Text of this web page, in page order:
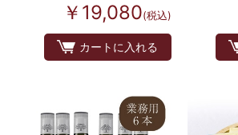
￥19,080(税込)
カートに入れる